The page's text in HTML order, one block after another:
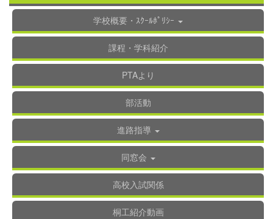
学校概要・ｽｸｰﾙﾎﾟﾘｼｰ
課程・学科紹介
PTAより
部活動
進路指導
同窓会
高校入試関係
桐工紹介動画